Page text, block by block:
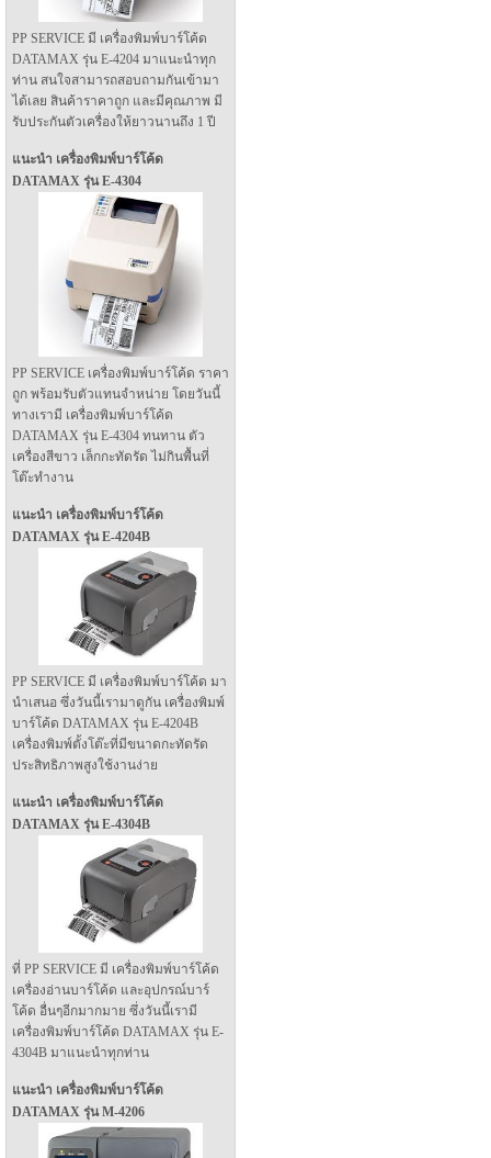
PP SERVICE มี เครื่องพิมพ์บาร์โค้ด
DATAMAX รุ่น E-4204 มาแนะนำทุก
ท่าน สนใจสามารถสอบถามกันเข้ามา
ได้เลย สินค้าราคาถูก และมีคุณภาพ มี
รับประกันตัวเครื่องให้ยาวนานถึง 1 ปี
แนะนำ เครื่องพิมพ์บาร์โค้ด
DATAMAX รุ่น E-4304
PP SERVICE เครื่องพิมพ์บาร์โค้ด ราคา
ถูก พร้อมรับตัวแทนจำหน่าย โดยวันนี้
ทางเรามี เครื่องพิมพ์บาร์โค้ด
DATAMAX รุ่น E-4304 ทนทาน ตัว
เครื่องสีขาว เล็กกะทัดรัด ไม่กินพื้นที่
โต๊ะทำงาน
แนะนำ เครื่องพิมพ์บาร์โค้ด
DATAMAX รุ่น E-4204B
PP SERVICE มี เครื่องพิมพ์บาร์โค้ด มา
นำเสนอ ซึ่งวันนี้เรามาดูกัน เครื่องพิมพ์
บาร์โค้ด DATAMAX รุ่น E-4204B
เครื่องพิมพ์ตั้งโต๊ะที่มีขนาดกะทัดรัด
ประสิทธิภาพสูงใช้งานง่าย
แนะนำ เครื่องพิมพ์บาร์โค้ด
DATAMAX รุ่น E-4304B
ที่ PP SERVICE มี เครื่องพิมพ์บาร์โค้ด
เครื่องอ่านบาร์โค้ด และอุปกรณ์บาร์
โค้ด อื่นๆอีกมากมาย ซึ่งวันนี้เรามี
เครื่องพิมพ์บาร์โค้ด DATAMAX รุ่น E-
4304B มาแนะนำทุกท่าน
แนะนำ เครื่องพิมพ์บาร์โค้ด
DATAMAX รุ่น M-4206